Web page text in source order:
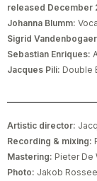
released December
Johanna Blumm:
Sigrid
Sebastian Enriques:
Jacques Pili: Double
Artistic director:
Recording & mixing:
Mastering: Pieter De
Photo: Jakob